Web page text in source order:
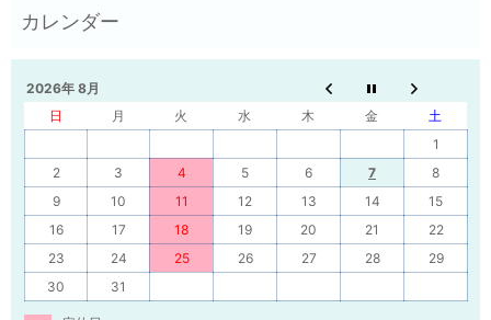
2026年 8月
日
月 火 水 木 金
土
1
2
3 4 5 6 7
8
9
10 11 12 13 14
15
16
17 18 19 20 21
22
23
24 25 26 27 28
29
30
31